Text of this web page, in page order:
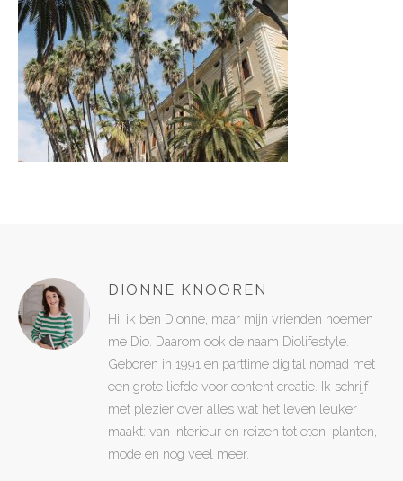
DIONNE KNOOREN
Hi, ik ben Dionne, maar mijn vrienden noemen
me Dio. Daarom ook de naam Diolifestyle.
Geboren in 1991 en parttime digital nomad met
een grote liefde voor content creatie. Ik schrijf
met plezier over alles wat het leven leuker
maakt: van interieur en reizen tot eten, planten,
mode en nog veel meer.